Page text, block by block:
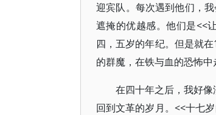
迎宾队。每次遇到他们，
遮掩的优越感。他们是<<
四，五岁的年纪。但是就
的群魔，在铁与血的恐怖中
在四十年之后，我好
回到文革的岁月。<<十七